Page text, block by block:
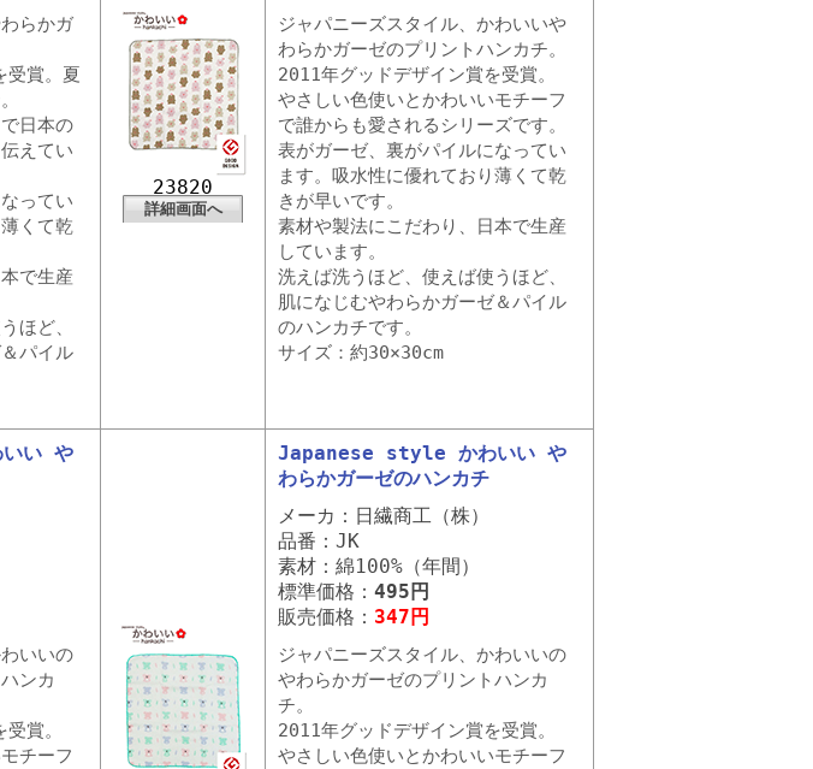
らかガ
受賞。夏
日本の
えてい
ってい
くて乾
で生産
ほど、
パイル
23820
詳細画面へ
ジャパニーズスタイル、かわいいや
わらかガーゼのプリントハンカチ。
2011年グッドデザイン賞を受賞。
やさしい色使いとかわいいモチーフ
で誰からも愛されるシリーズです。
表がガーゼ、裏がパイルになってい
ます。吸水性に優れており薄くて乾
きが早いです。
素材や製法にこだわり、日本で生産
しています。
洗えば洗うほど、使えば使うほど、
肌になじむやわらかガーゼ＆パイル
のハンカチです。
サイズ：約30×30cm
い や
いいの
ンカ
賞。
チーフ
Japanese style かわいい や
わらかガーゼのハンカチ
メーカ：日繊商工（株）
品番：JK
素材：綿100%（年間）
標準価格： 495円
販売価格： 347円
ジャパニーズスタイル、かわいいの
やわらかガーゼのプリントハンカ
チ。
2011年グッドデザイン賞を受賞。
やさしい色使いとかわいいモチーフ